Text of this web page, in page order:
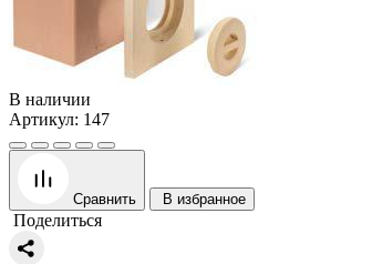
В наличии
Артикул: 147
Сравнить В избранное
Поделиться